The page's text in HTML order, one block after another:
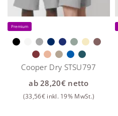
Premium
Cooper Dry STSU797
ab28,20€netto
(33,56€ inkl. 19% MwSt.)